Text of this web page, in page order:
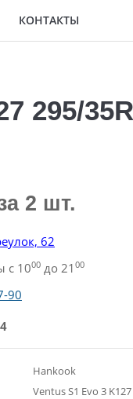
КОНТАКТЫ
295/
2 шт.
62
с 1000до 21 00
90
Hankook
Ventus S1 Evo 3 K127